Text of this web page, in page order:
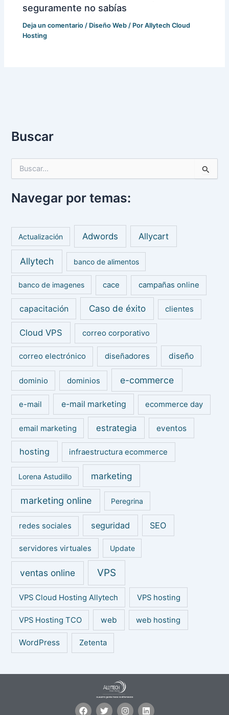
seguramente no sabías
Deja un comentario / Diseño Web / PorAllytech Cloud
Hosting
Buscar
u
c
p
r
Navegar por temas:
Actualización Adwords Allycart
Allytech banco de alimentos
banco de imagenes cace campañas online
capacitación Caso de éxito clientes
Cloud VPS correo corporativo
correo electrónico diseñadores diseño
dominio dominios e-commerce
e-mail e-mail marketing ecommerce day
email marketing estrategia eventos
hosting infraestructura ecommerce
Lorena Astudillo marketing
marketing online Peregrina
redes sociales seguridad SEO
servidores virtuales Update
ventas online VPS
VPS Cloud Hosting Allytech VPS hosting
VPS Hosting TCO web web hosting
WordPress Zetenta
F
T
I
L